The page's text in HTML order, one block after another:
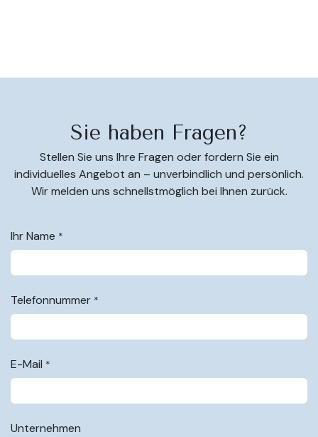
Sie haben Fragen?
Stellen Sie uns Ihre Fragen oder fordern Sie ein
individuelles Angebot an – unverbindlich und persönlich.
Wir melden uns schnellstmöglich bei Ihnen zurück.
Ihr Name *
Telefonnummer *
E-Mail *
Unternehmen